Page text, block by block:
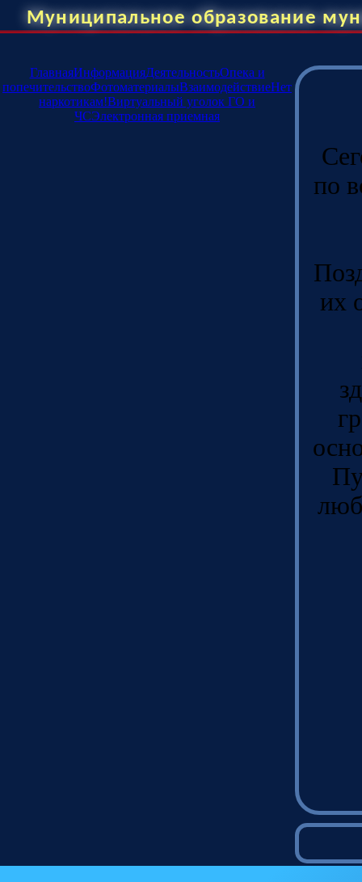
Муниципальное образование
ГлавнаяИнформацияДеятельностьОпека и
попечительствоФотоматериалыВзаимодействиеНет
наркотикам!Виртуальный уголок ГО и
ЧСЭлектронная приемная
по
их